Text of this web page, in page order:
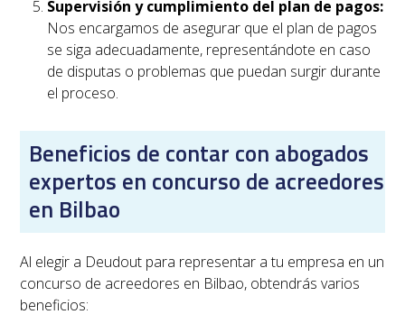
Supervisión y cumplimiento del plan de pagos:
Nos encargamos de asegurar que el plan de pagos
se siga adecuadamente, representándote en caso
de disputas o problemas que puedan surgir durante
el proceso.
Beneficios de contar con abogados
expertos en concurso de acreedores
en Bilbao
Al elegir a Deudout para representar a tu empresa en un
concurso de acreedores en Bilbao, obtendrás varios
beneficios: